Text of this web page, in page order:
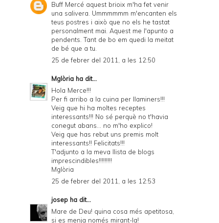
Buff Mercé aquest brioix m'ha fet venir
una salivera. Ummmmmm m'encanten els
teus postres i això que no els he tastat
personalment mai. Aquest me l'apunto a
pendents. Tant de bo em quedi la meitat
de bé que a tu.
25 de febrer del 2011, a les 12:50
Mglòria ha dit...
Hola Merce!!!
Per fi arribo a la cuina per llaminers!!!
Veig que hi ha moltes receptes
interessants!!! No sé perquè no t'havia
conegut abans... no m'ho explico!
Veig que has rebut uns premis molt
interessants!! Felicitats!!!
T'adjunto a la meva llista de blogs
imprescindibles!!!!!!!!!
Mglòria
25 de febrer del 2011, a les 12:53
josep ha dit...
Mare de Deu! quina cosa més apetitosa,
si es menja només mirant-la!